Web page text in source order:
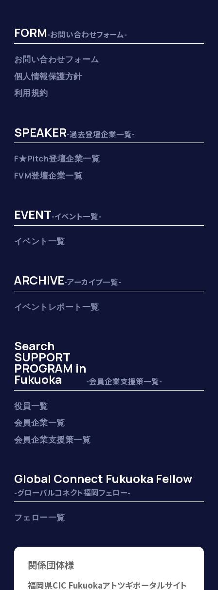
FORM-お問い合わせフォーム-
お問い合わせフォーム
個人情報保護方針
利用規約
SPEAKER-過去登壇企業一覧-
F★Pitch登壇企業一覧
FVM登壇企業一覧
EVENT-イベント一覧-
イベント一覧
ARCHIVE-アーカイブ一覧-
イベントレポート一覧
Search
SUPPORT
PROGRAM in
Fukuoka -会員企業支援策一覧-
役員一覧
会員企業一覧
会員企業支援策一覧
Global Connect Fukuoka Fellow
-グローバルコネクト福岡フェロー-
フェロー一覧
関係団体様
福岡県CIC Fukuokaアトツギポータルサイト